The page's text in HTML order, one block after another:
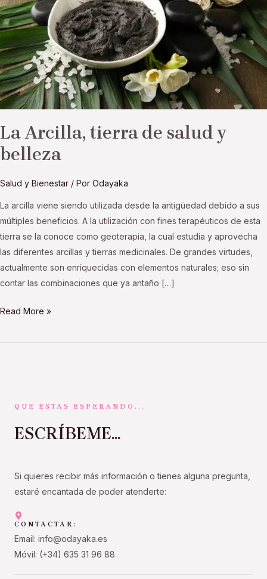
La Arcilla, tierra de salud y
belleza
Salud y Bienestar / Por Odayaka
La arcilla viene siendo utilizada desde la antigüedad debido a sus
múltiples beneficios. A la utilización con fines terapéuticos de esta
tierra se la conoce como geoterapia, la cual estudia y aprovecha
las diferentes arcillas y tierras medicinales. De grandes virtudes,
actualmente son enriquecidas con elementos naturales; eso sin
contar las combinaciones que ya antaño […]
y
belleza
Read More »
QUE ESTAS ESPERANDO...
ESCRÍBEME...
Si quieres recibir más información o tienes alguna pregunta,
estaré encantada de poder atenderte:
CONTACTAR:
Email: info@odayaka.es
Móvil: (+34) 635 31 96 88